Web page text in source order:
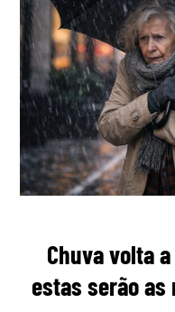
Chuva volta
estas serão as